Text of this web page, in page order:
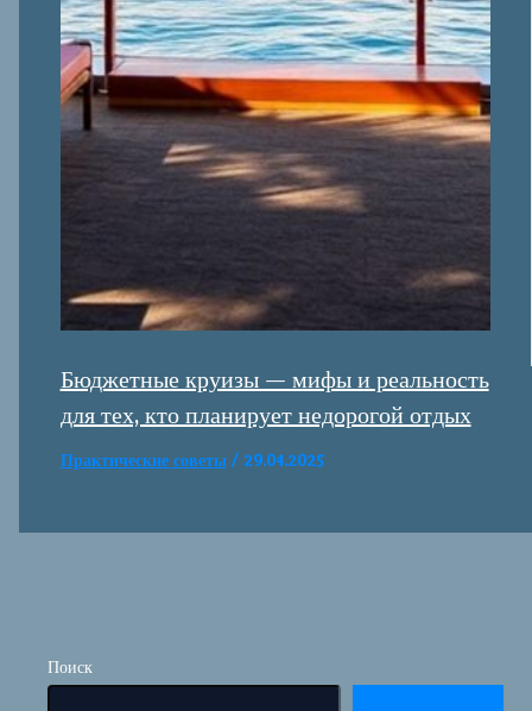
Поиск
Бюджетные круизы — мифы и реальность
для тех, кто планирует недорогой отдых
Практические советы/ 29.04.2025